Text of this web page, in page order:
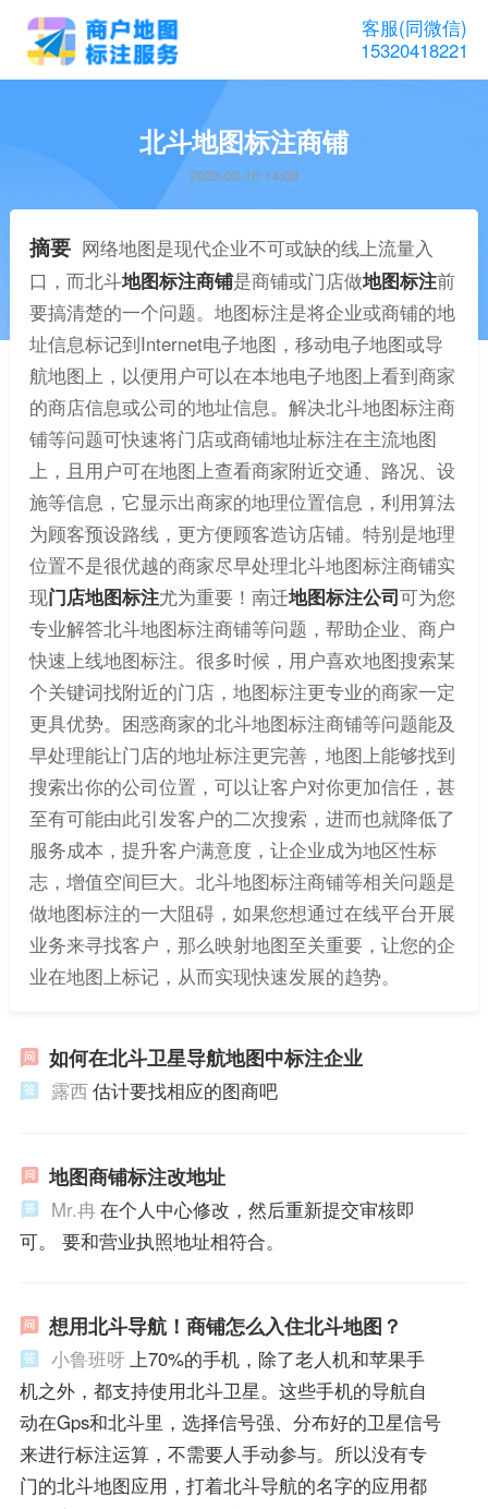
客服(同微信)
15320418221
北斗地图标注商铺
2023-03-16 14:08
摘要 网络地图是现代企业不可或缺的线上流量入
口，而北斗地图标注商铺是商铺或门店做地图标注前
要搞清楚的一个问题。地图标注是将企业或商铺的地
址信息标记到Internet电子地图，移动电子地图或导
航地图上，以便用户可以在本地电子地图上看到商家
的商店信息或公司的地址信息。解决北斗地图标注商
铺等问题可快速将门店或商铺地址标注在主流地图
上，且用户可在地图上查看商家附近交通、路况、设
施等信息，它显示出商家的地理位置信息，利用算法
为顾客预设路线，更方便顾客造访店铺。特别是地理
位置不是很优越的商家尽早处理北斗地图标注商铺实
现门店地图标注尤为重要！南迁地图标注公司可为您
专业解答北斗地图标注商铺等问题，帮助企业、商户
快速上线地图标注。很多时候，用户喜欢地图搜索某
个关键词找附近的门店，地图标注更专业的商家一定
更具优势。困惑商家的北斗地图标注商铺等问题能及
早处理能让门店的地址标注更完善，地图上能够找到
搜索出你的公司位置，可以让客户对你更加信任，甚
至有可能由此引发客户的二次搜索，进而也就降低了
服务成本，提升客户满意度，让企业成为地区性标
志，增值空间巨大。北斗地图标注商铺等相关问题是
做地图标注的一大阻碍，如果您想通过在线平台开展
业务来寻找客户，那么映射地图至关重要，让您的企
业在地图上标记，从而实现快速发展的趋势。
如何在北斗卫星导航地图中标注企业
露西估计要找相应的图商吧
地图商铺标注改地址
Mr.冉在个人中心修改，然后重新提交审核即
可。 要和营业执照地址相符合。
想用北斗导航！商铺怎么入住北斗地图？
小鲁班呀 上70%的手机，除了老人机和苹果手
机之外，都支持使用北斗卫星。这些手机的导航自
动在Gps和北斗里，选择信号强、分布好的卫星信号
来进行标注运算，不需要人手动参与。所以没有专
门的北斗地图应用，打着北斗导航的名字的应用都